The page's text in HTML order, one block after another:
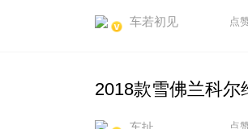
车若初见 点
2018款雪佛兰科尔
点